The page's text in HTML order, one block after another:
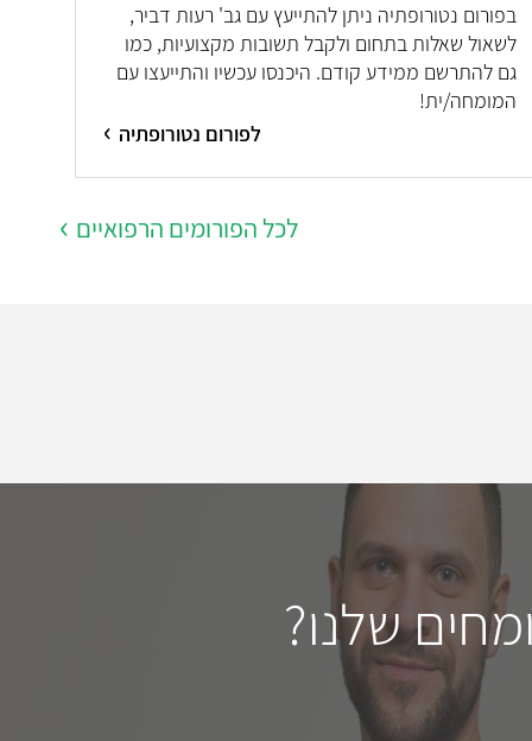
בפורום נטורופתיה ניתן להתייעץ עם גב' רעות דביר,
לשאול שאלות בתחום ולקבל תשובות מקצועיות, כמו
גם להתרשם ממידע קודם. היכנסו עכשיו והתייעצו עם
המומחה/ית!
לפורום נטורופתיה
לכל הפורומים הרפואיים
שלנו?